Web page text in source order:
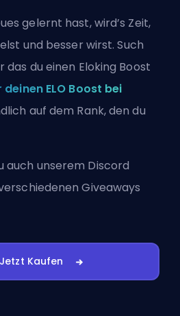
gelernt hast, wird’s Zeit,
und besser wirst. Such
das du einen Eloking Boost
deinen ELO Boost bei
auf dem Rank, den du
auch unserem Discord
Giveaways
Kaufen